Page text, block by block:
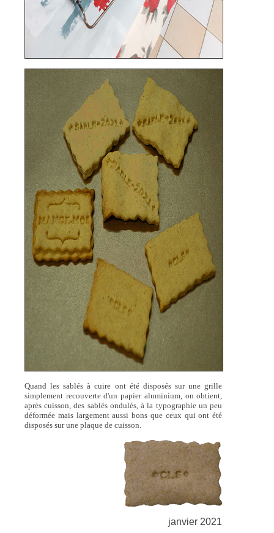
Quand les sablés à cuire ont été disposés sur une grille
simplement recouverte d'un papier aluminium, on obtient,
après cuisson, des sablés ondulés, à la typographie un peu
déformée mais largement aussi bons que ceux qui ont été
disposés sur une plaque de cuisson.
janvier 2021